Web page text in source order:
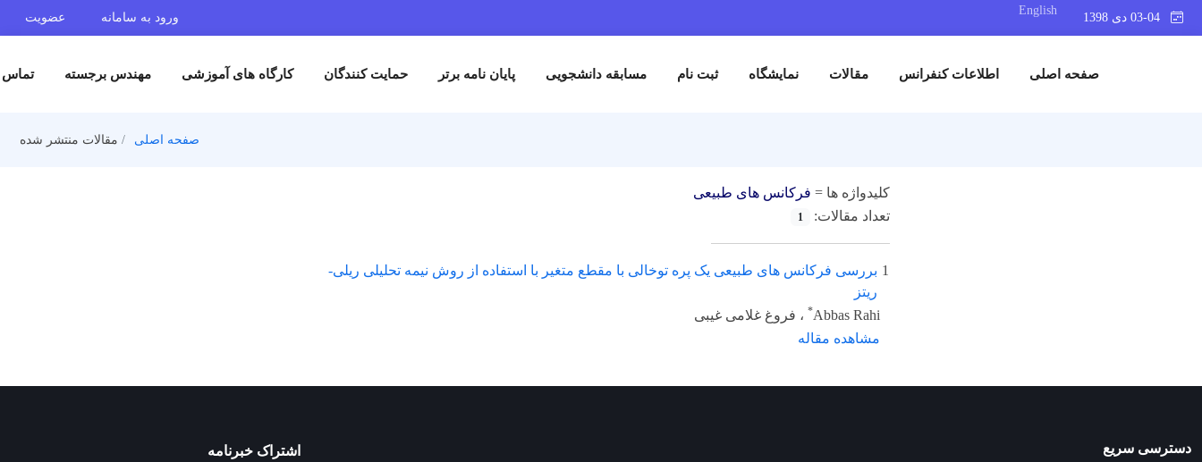
English
ورود به سامانه عضویت
صفحه اصلی اطلاعات کنفرانس مقالات نمایشگاه ثبت نام مسابقه دانشجویی پایان نامه برتر حمایت کنندگان کارگاه های آموزشی مهندس برجسته تماس
صفحه اصلی مقالات منتشر شده
کلیدواژه ها = فرکانس های طبیعی
تعداد مقالات:
1
1 بررسی فرکانس های طبیعی یک پره توخالی با مقطع متغیر با استفاده از روش نیمه تحلیلی ریلی-
ریتز
Abbas Rahi
* ، فروغ غلامی غیبی
مشاهده مقاله
دسترسی سریع اشتراک خبرنامه